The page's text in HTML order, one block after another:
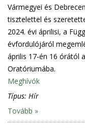
Vármegyei és
tisztelettel és
2024. évi áprilisi, a
évfordulójáról
április 17-én 16 órától
Oratóriumába.
Meghívók
Típus: Hír
Tovább »